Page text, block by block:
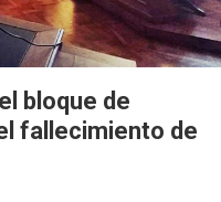
bloque de
fallecimiento de